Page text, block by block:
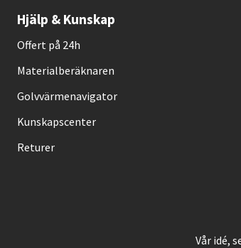
Hjälp & Kunskap
Offert på 24h
Materialberäknaren
Golvvärmenavigator
Kunskapscenter
Returer
Vår idé,